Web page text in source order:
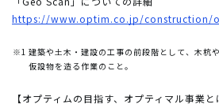
https://www.optim.co.jp/construction/
※1 建築や土木・建設の工事の前段階として、木杭
仮設物を造る作業のこと。
【オプティムの目指す、オプティマル事業と